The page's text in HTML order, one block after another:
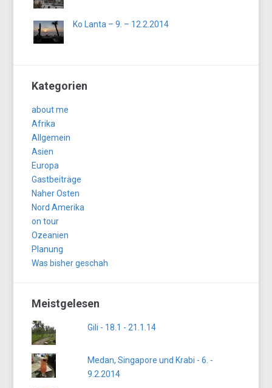
Ko Lanta – 9. – 12.2.2014
Kategorien
about me
Afrika
Allgemein
Asien
Europa
Gastbeiträge
Naher Osten
Nord Amerika
on tour
Ozeanien
Planung
Was bisher geschah
Meistgelesen
Gili - 18.1 - 21.1.14
Medan, Singapore und Krabi - 6. -
9.2.2014